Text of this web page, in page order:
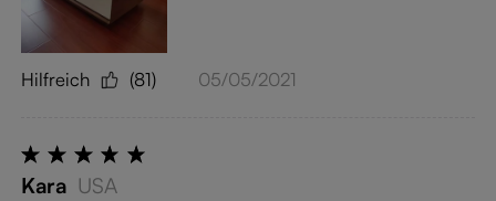
Hilfreich (81) 05/05/2021
Kara USA